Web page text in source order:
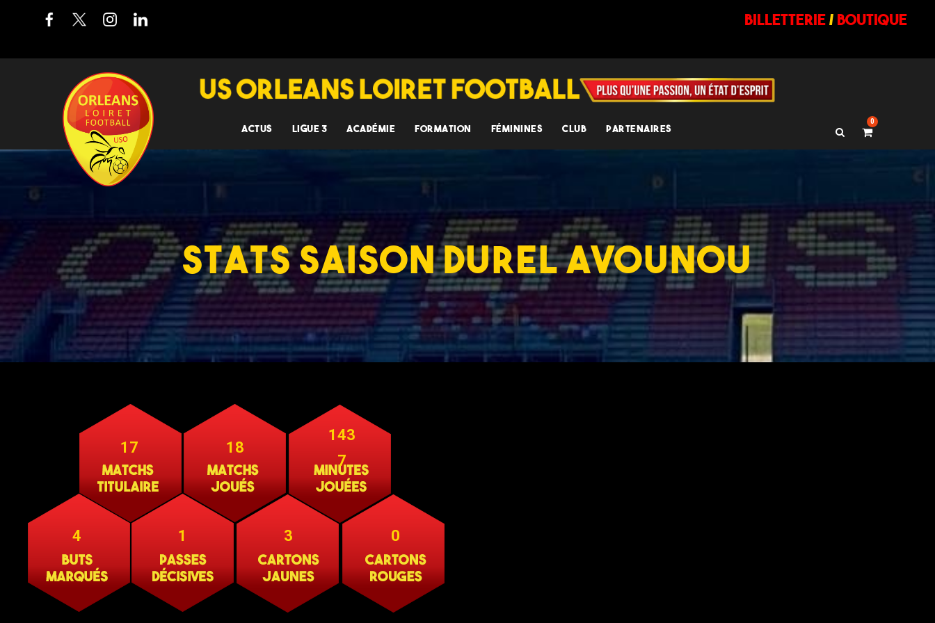
billetterie/ BOUTIQUE
ACTUS LIGUE 3 ACADÉMIE FORMATION FÉMININES CLUB PARTENAIRES
0
STATS SAISON DUREL AVOUNOU
17 18
143
7
4 1 3 0